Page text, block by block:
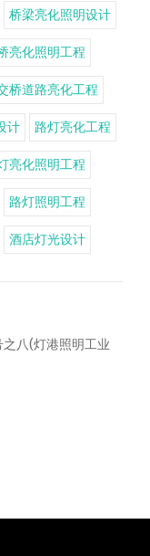
桥梁亮化照明设计
亮化照明工程
桥道路亮化工程
计 路灯亮化工程
亮化照明工程
路灯照明工程
酒店灯光设计
八(灯港照明工业